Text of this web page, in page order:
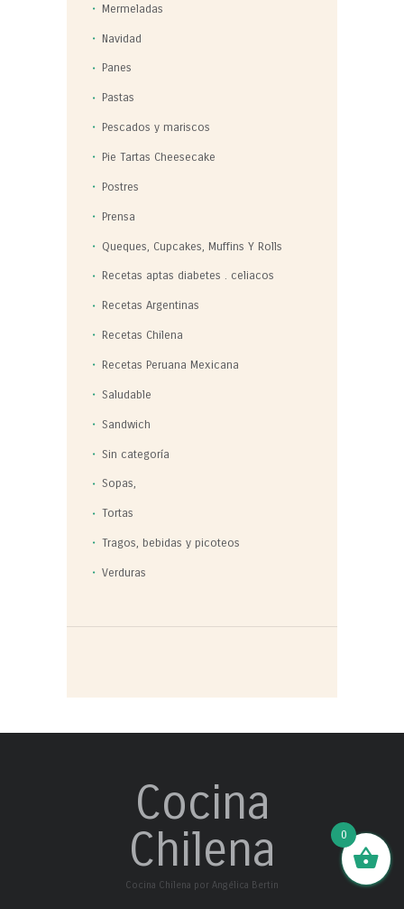
Mermeladas
Navidad
Panes
Pastas
Pescados y mariscos
Pie Tartas Cheesecake
Postres
Prensa
Queques, Cupcakes, Muffins Y Rolls
Recetas aptas diabetes . celiacos
Recetas Argentinas
Recetas Chilena
Recetas Peruana Mexicana
Saludable
Sandwich
Sin categoría
Sopas,
Tortas
Tragos, bebidas y picoteos
Verduras
Cocina
Chilena
Cocina Chilena por Angélica Bertin
0